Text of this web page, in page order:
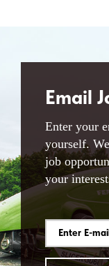
Email
Enter your
yourself.
job
your